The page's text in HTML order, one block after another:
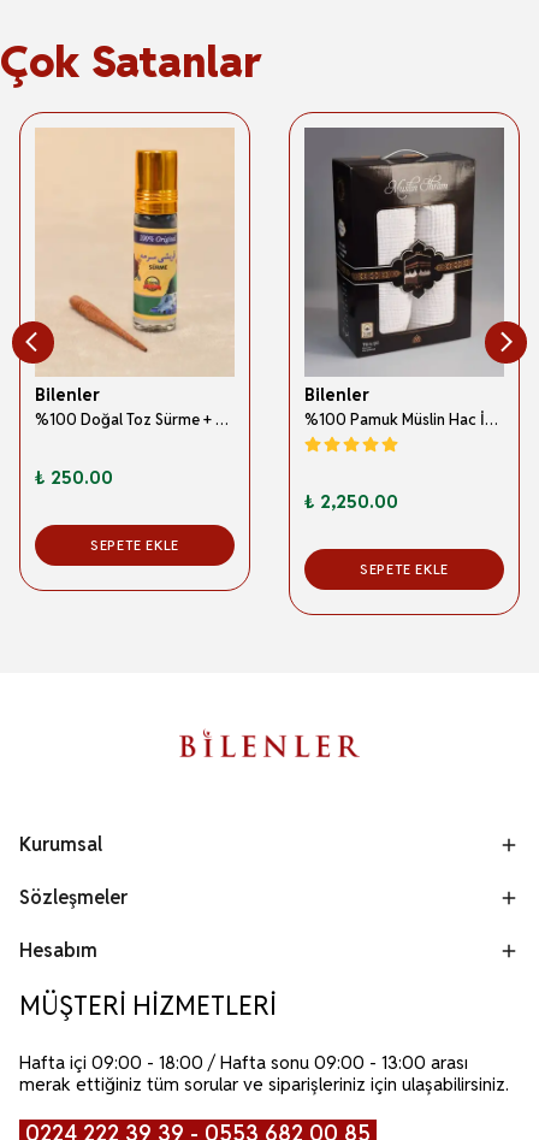
Çok Satanlar
Bilenler
%100 Doğal Toz Sürme + Ahşap Sürme Çubuğu | Geleneksel ve Orijinal Göz Sürmesi
₺ 250.00
SEPETE EKLE
Bilenler
%100 Pamuk Müslin Hac İhramı – Hafif; Dikişsiz ve Antibakteriyel
₺ 2,250.00
SEPETE EKLE
Kurumsal
Sözleşmeler
Hesabım
MÜŞTERİ HİZMETLERİ
Hafta içi 09:00 - 18:00 / Hafta sonu 09:00 - 13:00 arası
merak ettiğiniz tüm sorular ve siparişleriniz için ulaşabilirsiniz.
0224 222 39 39 - 0553 682 00 85